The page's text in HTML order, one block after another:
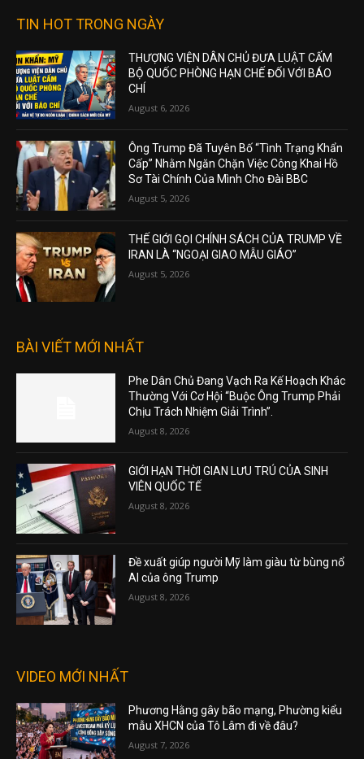
TIN HOT TRONG NGÀY
THƯỢNG VIỆN DÂN CHỦ ĐƯA LUẬT CẤM
BỘ QUỐC PHÒNG HẠN CHẾ ĐỐI VỚI BÁO
CHÍ
August 6, 2026
Ông Trump Đã Tuyên Bố “Tình Trạng Khẩn
Cấp” Nhằm Ngăn Chặn Việc Công Khai Hồ
Sơ Tài Chính Của Mình Cho Đài BBC
August 5, 2026
THẾ GIỚI GỌI CHÍNH SÁCH CỦA TRUMP VỀ
IRAN LÀ “NGOẠI GIAO MẪU GIÁO”
August 5, 2026
BÀI VIẾT MỚI NHẤT
Phe Dân Chủ Đang Vạch Ra Kế Hoạch Khác
Thường Với Cơ Hội “Buộc Ông Trump Phải
Chịu Trách Nhiệm Giải Trình”.
August 8, 2026
GIỚI HẠN THỜI GIAN LƯU TRÚ CỦA SINH
VIÊN QUỐC TẾ
August 8, 2026
Đề xuất giúp người Mỹ làm giàu từ bùng nổ
AI của ông Trump
August 8, 2026
VIDEO MỚI NHẤT
Phương Hằng gây bão mạng, Phường kiểu
mẫu XHCN của Tô Lâm đi về đâu?
August 7, 2026